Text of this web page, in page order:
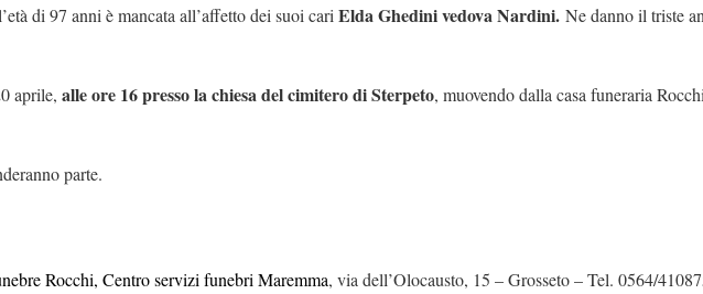
di 97 anni è mancata all’affetto dei suoi cari Elda Ghedini vedova Nardini. Ne danno il triste
aprile, alle ore 16 presso la chiesa del cimitero di Sterpeto, muovendo dalla casa funeraria
parte.
Rocchi, Centro servizi funebri Maremma, via dell’Olocausto, 15 – Grosseto – Tel. 0564/